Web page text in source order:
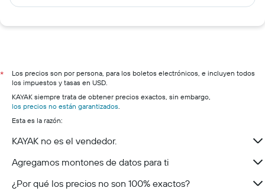
*
Los precios son por persona, para los boletos electrónicos, e incluyen todos
los impuestos y tasas en USD.
KAYAK siempre trata de obtener precios exactos, sin embargo,
los precios no están garantizados.
Esta es la razón:
KAYAK no es el vendedor.
Agregamos montones de datos para ti
¿Por qué los precios no son 100% exactos?